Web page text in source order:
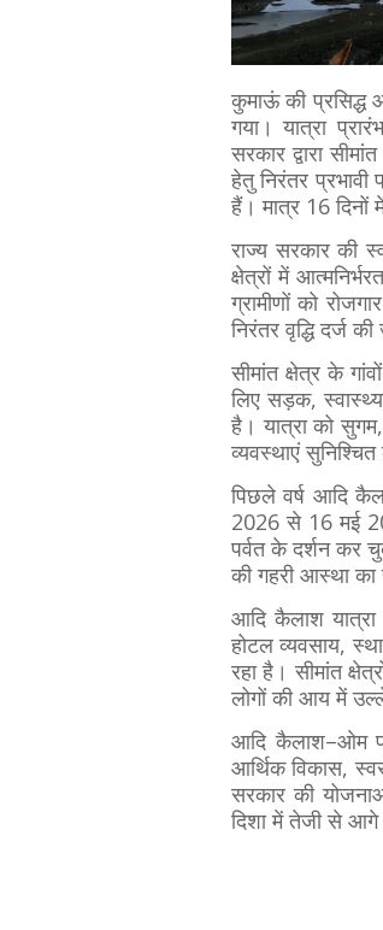
कुमाऊं की प्रसिद्ध
गया। यात्रा
सरकार द्वारा
हेतु निरंतर
हैं। मात्र 16
राज्य सरकार की
क्षेत्रों में
ग्रामीणों को
निरंतर वृद्धि दर्ज
सीमांत क्षेत्र के
लिए सड़क,
है। यात्रा को
व्यवस्थाएं
पिछले वर्ष आदि
2026 से 16 मई
पर्वत के दर्शन कर
की गहरी आस्था का
आदि कैलाश
होटल व्यवसाय,
रहा है। सीमांत
लोगों की आय में
आदि कैलाश–ओम
आर्थिक विकास,
सरकार की
दिशा में तेजी से आगे